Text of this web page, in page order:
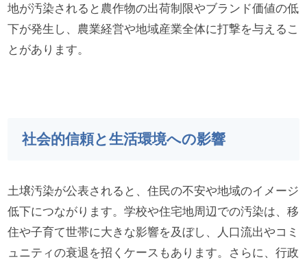
地が汚染されると農作物の出荷制限やブランド価値の低
下が発生し、農業経営や地域産業全体に打撃を与えるこ
とがあります。
社会的信頼と生活環境への影響
土壌汚染が公表されると、住民の不安や地域のイメージ
低下につながります。学校や住宅地周辺での汚染は、移
住や子育て世帯に大きな影響を及ぼし、人口流出やコミ
ュニティの衰退を招くケースもあります。さらに、行政